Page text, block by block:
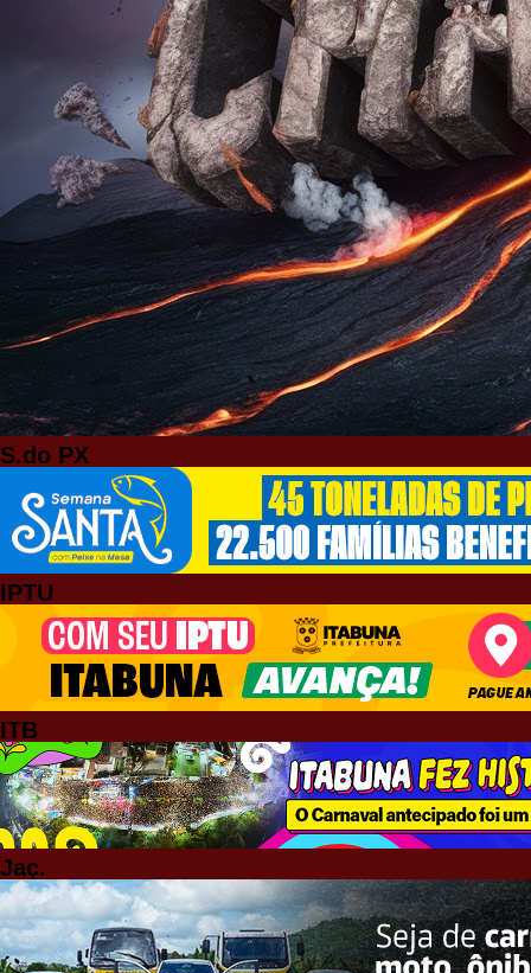
S.do PX
IPTU
ITB
Jaç.